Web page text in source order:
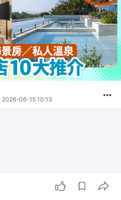
2026-06-15 10:13